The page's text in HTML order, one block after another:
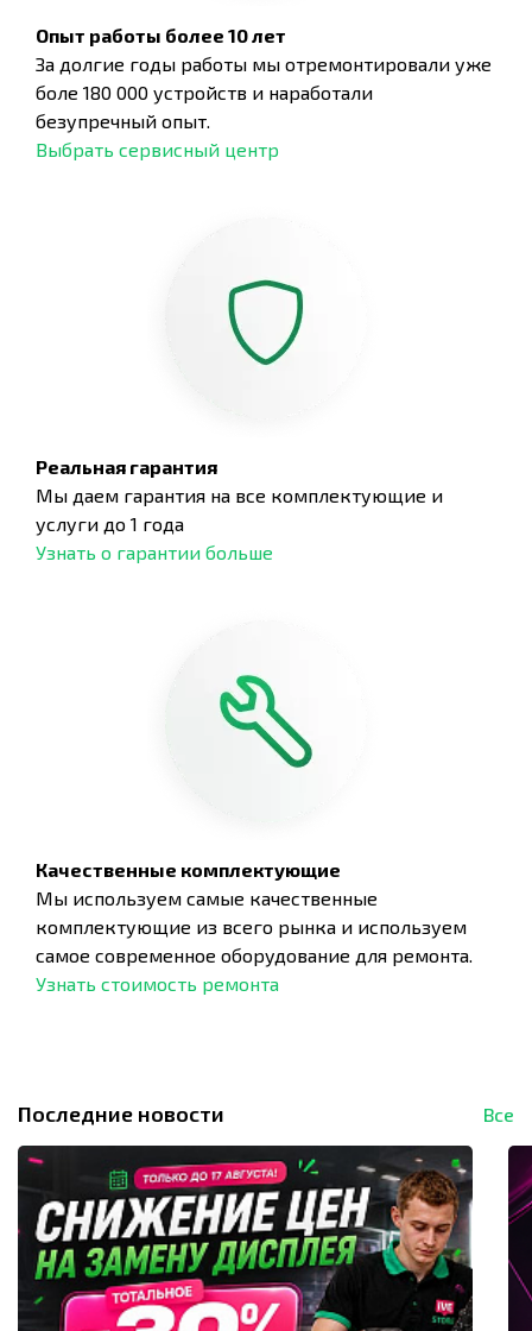
Опыт работы более 10 лет
За долгие годы работы мы отремонтировали уже
боле 180 000 устройств и наработали
безупречный опыт.
Выбрать сервисный центр
Реальная гарантия
Мы даем гарантия на все комплектующие и
услуги до 1 года
Узнать о гарантии больше
Качественные комплектующие
Мы используем самые качественные
комплектующие из всего рынка и используем
самое современное оборудование для ремонта.
Узнать стоимость ремонта
Последние новости Все